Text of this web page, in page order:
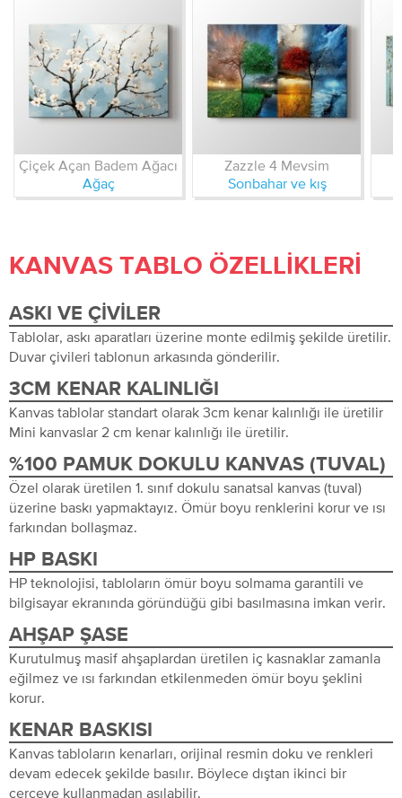
Çiçek Açan Badem Ağacı
Ağaç
Zazzle 4 Mevsim
Sonbahar ve kış
KANVAS TABLO ÖZELLIKLERI
ASKI VE ÇIVILER
Tablolar, askı aparatları üzerine monte edilmiş şekilde üretilir.
Duvar çivileri tablonun arkasında gönderilir.
3CM KENAR KALINLIĞI
Kanvas tablolar standart olarak 3cm kenar kalınlığı ile üretilir
Mini kanvaslar 2 cm kenar kalınlığı ile üretilir.
%100 PAMUK DOKULU KANVAS (TUVAL)
Özel olarak üretilen 1. sınıf dokulu sanatsal kanvas (tuval)
üzerine baskı yapmaktayız. Ömür boyu renklerini korur ve ısı
farkından bollaşmaz.
HP BASKI
HP teknolojisi, tabloların ömür boyu solmama garantili ve
bilgisayar ekranında göründüğü gibi basılmasına imkan verir.
AHŞAP ŞASE
Kurutulmuş masif ahşaplardan üretilen iç kasnaklar zamanla
eğilmez ve ısı farkından etkilenmeden ömür boyu şeklini
korur.
KENAR BASKISI
Kanvas tabloların kenarları, orijinal resmin doku ve renkleri
devam edecek şekilde basılır. Böylece dıştan ikinci bir
çerçeve kullanmadan asılabilir.